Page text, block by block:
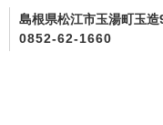
島根県松江市玉湯町玉造
0852-62-1660